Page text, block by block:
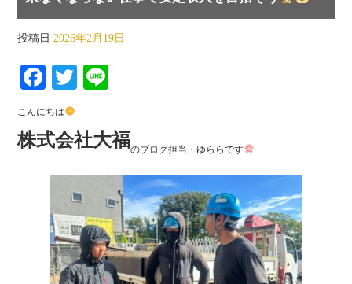
投稿日 2026年2月19日
Fa
ce
bo
ok
T
tte
r
こんにちは
株式会社大福のブログ担当・ゆららです